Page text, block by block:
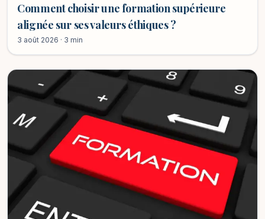
Comment choisir une formation supérieure
alignée sur ses valeurs éthiques ?
3 août 2026 · 3 min